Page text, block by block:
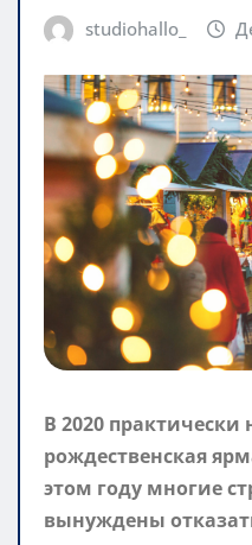
studiohallo_
В 2020 практически
рождественская
этом году многие
вынуждены